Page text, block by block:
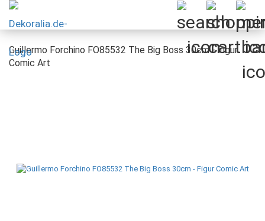
Guillermo Forchino FO85532 The Big Boss 30cm - Figur
Comic Art